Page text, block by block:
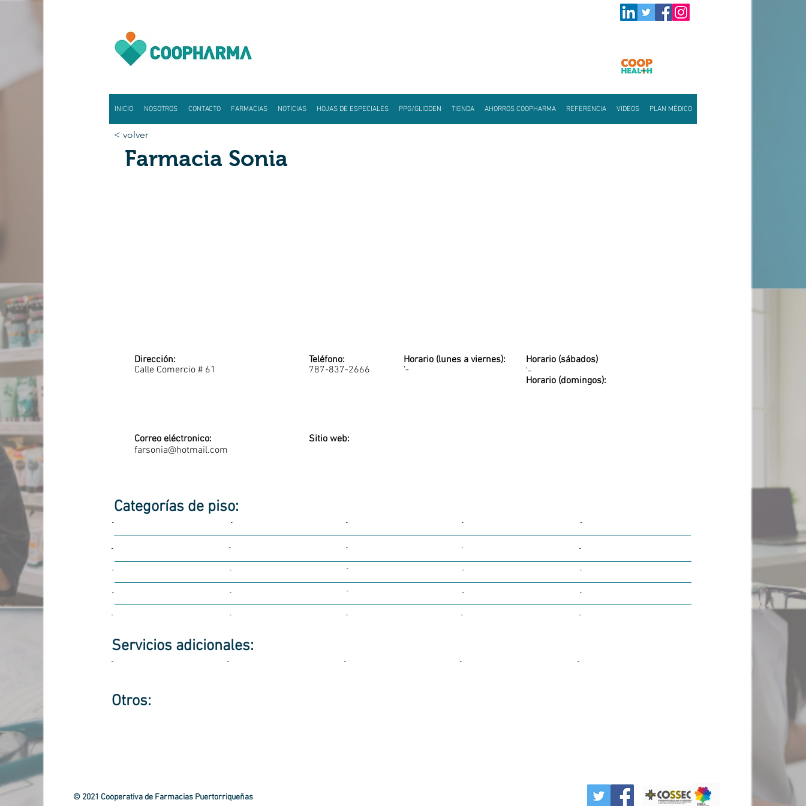
INICIO NOSOTROS CONTACTO FARMACIAS NOTICIAS HOJAS DE ESPECIALES PPG/GLIDDEN TIENDA AHORROS COOPHARMA REFERENCIA VIDEOS PLAN MÉDICO
< volver
Dirección:
Calle Comercio # 61
Teléfono:
787-837-2666
Horario (lunes a viernes):
'-
Horario (sábados)
'-
Horario (domingos):
Correo eléctronico:
farsonia@hotmail.com
Sitio web:
Categorías de piso:
- - -
- -
- - -
- -
- - - -
-
- - - -
-
- - -
- -
Servicios adicionales:
- - - - -
Otros:
Farmacia Sonia
© 2021 Cooperativa de Farmacias Puertorriqueñas